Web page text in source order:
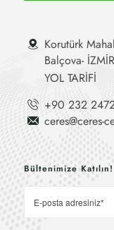
Korutürk
Balçova- İZMİR
YOL TARİFİ
+90 232
ceres@ceres-
Bültenimize Katılın!